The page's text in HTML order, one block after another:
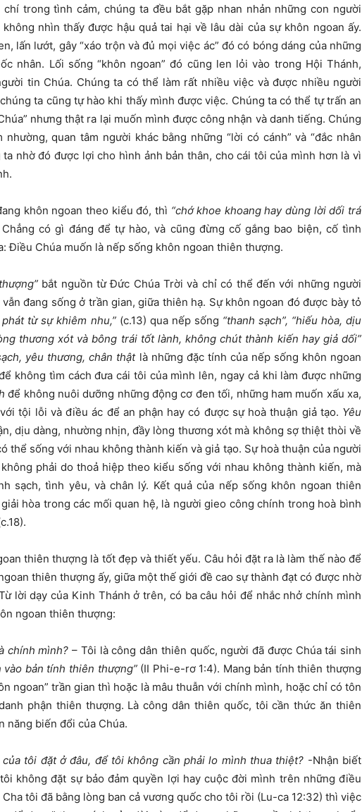
chí trong tình cảm, chúng ta đều bắt gặp nhan nhản những con người
nhìn thấy được hậu quả tai hại về lâu dài của sự khôn ngoan ấy.
lấn lướt, gây “xáo trộn và đủ mọi việc ác” đó có bóng dáng của những
nhân. Lối sống “khôn ngoan” đó cũng len lỏi vào trong Hội Thánh,
tin Chúa. Chúng ta có thể làm rất nhiều việc và được nhiều người
ta cũng tự hào khi thấy mình được việc. Chúng ta có thể tự trấn an
nhưng thật ra lại muốn mình được công nhận và danh tiếng. Chúng
quan tâm người khác bằng những “lời có cánh” và “đắc nhân
ta nhờ đó được lợi cho hình ảnh bản thân, cho cái tôi của mình hơn là vì
khôn ngoan theo kiểu đó, thì “chớ khoe khoang hay dùng lời dối trá
có gì đáng để tự hào, và cũng đừng cố gắng bao biện, cố tình
Điều Chúa muốn là nếp sống khôn ngoan thiên thượng.
bắt nguồn từ Đức Chúa Trời và chỉ có thể đến với những người
đang sống ở trần gian, giữa thiên hạ. Sự khôn ngoan đó được bày tỏ
phát từ sự khiêm nhu,”(c.13) qua nếp sống “thanh sạch”, “hiếu hòa, dịu
thương xót và bông trái tốt lành, không chút thành kiến hay giả dối”
yêu thương, chân thậtlà những đặc tính của nếp sống khôn ngoan
không tìm cách đưa cái tôi của mình lên, ngay cả khi làm được những
để không nuôi dưỡng những động cơ đen tối, những ham muốn xấu xa,
tội lỗi và điều ác để an phận hay có được sự hoà thuận giả tạo. Yêu
dịu dàng, nhường nhịn, đầy lòng thương xót mà không sợ thiệt thòi về
thể sống với nhau không thành kiến và giả tạo. Sự hoà thuận của người
phải do thoả hiệp theo kiểu sống với nhau không thành kiến, mà
sạch, tình yêu, và chân lý. Kết quả của nếp sống khôn ngoan thiên
hòa trong các mối quan hệ, là người gieo công chính trong hoà bình
thiên thượng là tốt đẹp và thiết yếu. Câu hỏi đặt ra là làm thế nào để
thiên thượng ấy, giữa một thế giới đề cao sự thành đạt có được nhờ
lời dạy của Kinh Thánh ở trên, có ba câu hỏi để nhắc nhở chính mình
ngoan thiên thượng:
chính mình? – Tôi là công dân thiên quốc, người đã được Chúa tái sinh
vào bản tính thiên thượng”(II Phi-e-rơ 1:4). Mang bản tính thiên thượng
ngoan” trần gian thì hoặc là mâu thuẫn với chính mình, hoặc chỉ có tôn
phận thiên thượng. Là công dân thiên quốc, tôi cần thức ăn thiên
năng biến đổi của Chúa.
tôi đặt ở đâu, để tôi không cần phải lo mình thua thiệt? -Nhận biết
không đặt sự bảo đảm quyền lợi hay cuộc đời mình trên những điều
tôi đã bằng lòng ban cả vương quốc cho tôi rồi (Lu-ca 12:32) thì việc